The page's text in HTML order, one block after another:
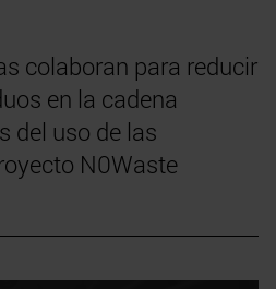
colaboran para reducir
en la cadena
del uso de las
N0Waste